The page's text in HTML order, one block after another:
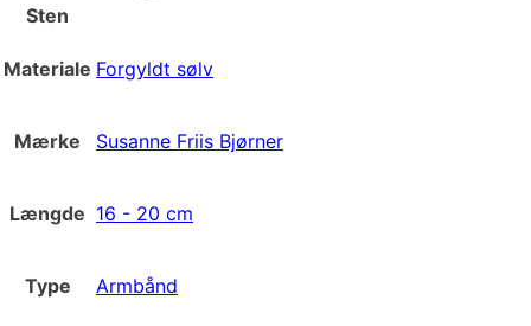
Sten
Materiale Forgyldt sølv
Mærke Susanne Friis Bjørner
Længde 16 - 20 cm
Type Armbånd